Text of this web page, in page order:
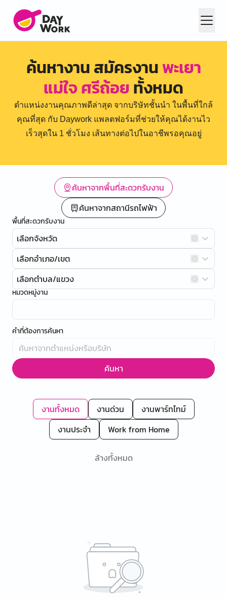
ค้นหางาน สมัครงานพะเยา
แม่ใจ ศรีถ้อยทั้งหมด
ตำแหน่งงานคุณภาพดีล่าสุด จากบริษัทชั้นนำ ในพื้นที่ใกล้
คุณที่สุด กับ Daywork แพลตฟอร์มที่ช่วยให้คุณได้งานไว
เร็วสุดใน 1 ชั่วโมง เส้นทางต่อไปในอาชีพรอคุณอยู่
ค้นหาจากพื้นที่สะดวกรับงาน
ค้นหาจากสถานีรถไฟฟ้า
พื้นที่สะดวกรับงาน
เลือกจังหวัด
เลือกอำเภอ/เขต
เลือกตำบล/แขวง
หมวดหมู่งาน
คำที่ต้องการค้นหา
ค้นหา
งานทั้งหมด งานด่วน
งานพาร์ทไทม์
งานประจำ
Work from Home
ล้างทั้งหมด